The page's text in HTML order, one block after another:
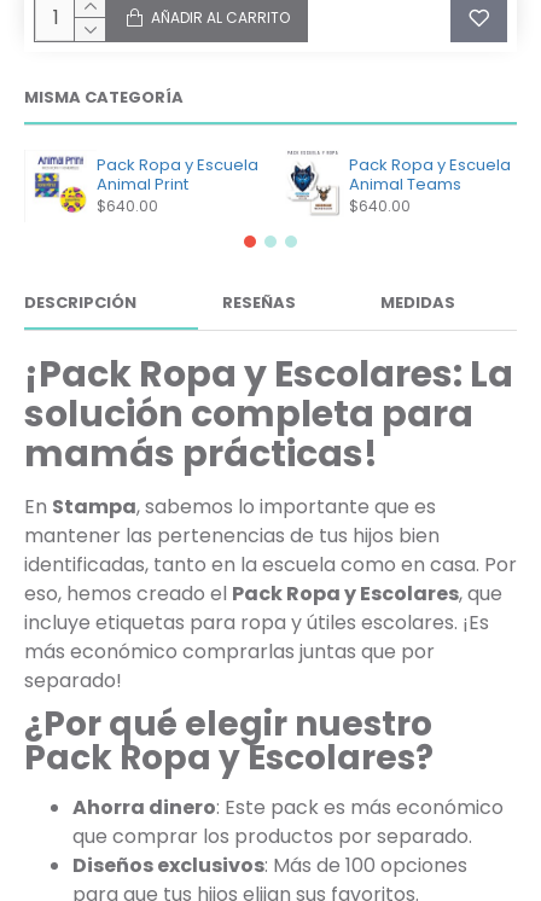
AÑADIR AL CARRITO
MISMA CATEGORÍA
Pack Ropa y Escuela
Animal Print
$640.00
Pack Ropa y Escuela
Animal Teams
$640.00
DESCRIPCIÓN RESEÑAS MEDIDAS
¡Pack Ropa y Escolares: La
solución completa para
mamás prácticas!
En Stampa, sabemos lo importante que es
mantener las pertenencias de tus hijos bien
identificadas, tanto en la escuela como en casa. Por
eso, hemos creado el Pack Ropa y Escolares, que
incluye etiquetas para ropa y útiles escolares. ¡Es
más económico comprarlas juntas que por
separado!
¿Por qué elegir nuestro
Pack Ropa y Escolares?
Ahorra dinero: Este pack es más económico
que comprar los productos por separado.
Diseños exclusivos: Más de 100 opciones
para que tus hijos elijan sus favoritos.